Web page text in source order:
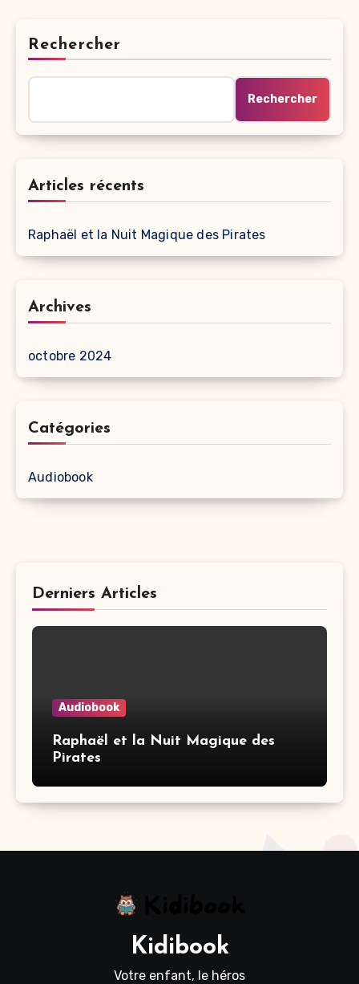
Rechercher
Rechercher
Articles récents
Raphaël et la Nuit Magique des Pirates
Archives
octobre 2024
Catégories
Audiobook
Derniers Articles
Audiobook
Raphaël et la Nuit Magique des
Pirates
Kidibook
Votre enfant, le héros